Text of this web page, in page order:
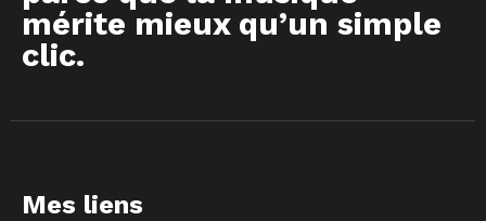
mérite mieux qu’un simple
clic.
Mes liens